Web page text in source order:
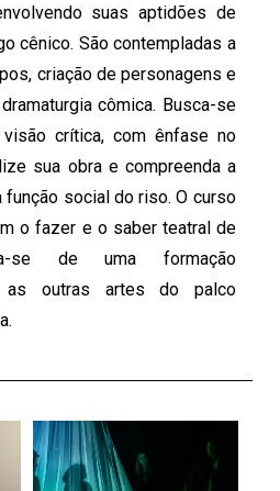
suas aptidões de
cênico. São contempladas a
criação de personagens e
cômica. Busca-se
crítica, com ênfase no
sua obra e compreenda a
social do riso. O curso
o fazer e o saber teatral de
se de uma formação
as outras artes do palco